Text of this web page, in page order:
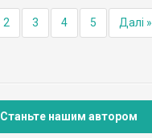
2 3 4 5 Далі »
Станьте нашим автором